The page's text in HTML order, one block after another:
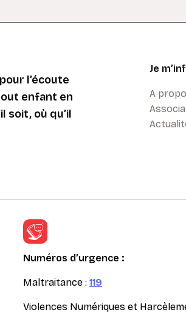
l’écoute
enfant en
soit, où qu’il
Je
A
Numéros d’urgence :
Maltraitance : 119
Violences Numériques et